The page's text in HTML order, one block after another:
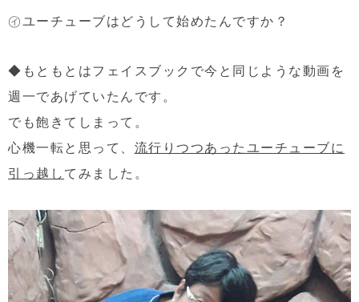
㋑ユーチューブはどうして始めたんですか？
◆もともとはフェイスブックで今と同じような動画を
週一であげていたんです。
でも飽きてしまって。
心機一転と思って、 流行りつつあったユーチューブに
引っ越してみました。